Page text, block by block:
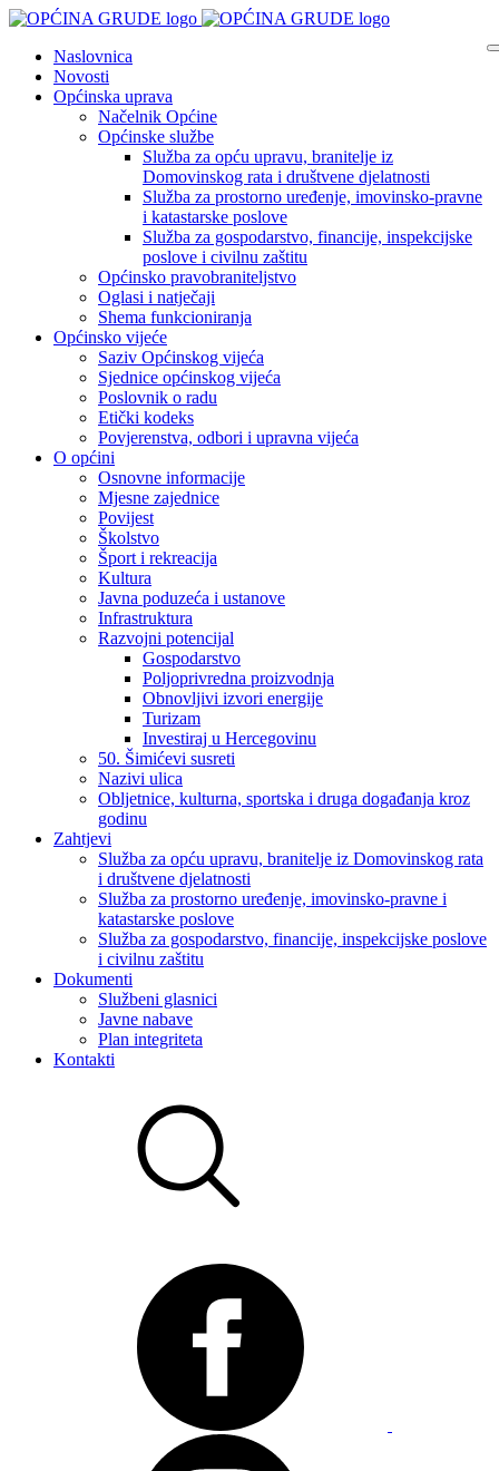
Naslovnica
Novosti
Općinska uprava
Načelnik Općine
Općinske službe
Služba za opću upravu, branitelje iz
Domovinskog rata i društvene djelatnosti
Služba za prostorno uređenje, imovinsko-pravne
i katastarske poslove
Služba za gospodarstvo, financije, inspekcijske
poslove i civilnu zaštitu
Općinsko pravobraniteljstvo
Oglasi i natječaji
Shema funkcioniranja
Općinsko vijeće
Saziv Općinskog vijeća
Sjednice općinskog vijeća
Poslovnik o radu
Etički kodeks
Povjerenstva, odbori i upravna vijeća
O općini
Osnovne informacije
Mjesne zajednice
Povijest
Školstvo
Šport i rekreacija
Kultura
Javna poduzeća i ustanove
Infrastruktura
Razvojni potencijal
Gospodarstvo
Poljoprivredna proizvodnja
Obnovljivi izvori energije
Turizam
Investiraj u Hercegovinu
50. Šimićevi susreti
Nazivi ulica
Obljetnice, kulturna, sportska i druga događanja kroz
godinu
Zahtjevi
Služba za opću upravu, branitelje iz Domovinskog rata
i društvene djelatnosti
Služba za prostorno uređenje, imovinsko-pravne i
katastarske poslove
Služba za gospodarstvo, financije, inspekcijske poslove
i civilnu zaštitu
Dokumenti
Službeni glasnici
Javne nabave
Plan integriteta
Kontakti